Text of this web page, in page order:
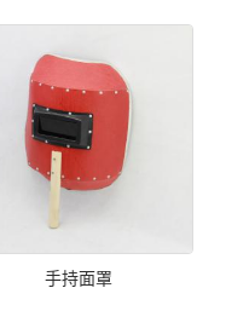
手持面罩